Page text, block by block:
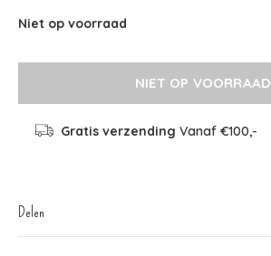
Niet op voorraad
NIET OP VOORRAAD
Gratis verzending Vanaf €100,-
Delen